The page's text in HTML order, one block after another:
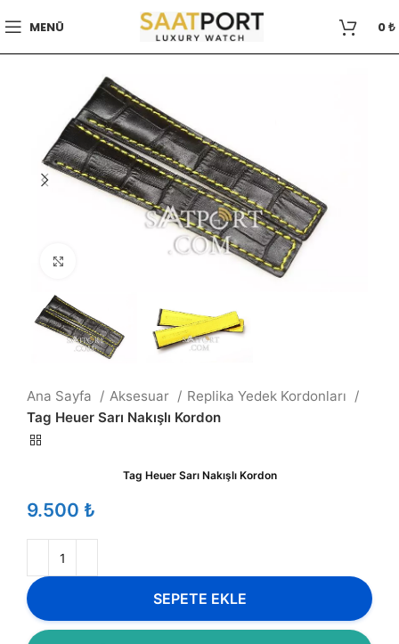
MENÜ 0₺
Ana Sayfa Aksesuar
Replika Yedek Kordonları
Tag Heuer Sarı Nakışlı Kordon
Tag Heuer Sarı Nakışlı Kordon
₺
SEPETE EKLE